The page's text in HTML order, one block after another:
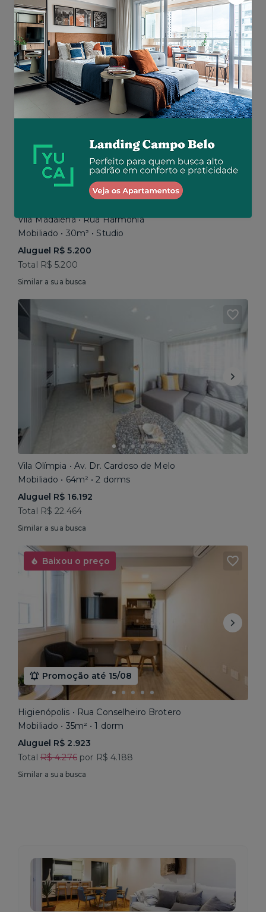
Aluguel R$ 3.862
TotalR$ 5.199por R$ 4.662
Similar a sua busca
Vila Madalena • Rua Harmonia
Mobiliado • 30m² • Studio
Aluguel R$ 5.200
Total R$ 5.200
Similar a sua busca
Vila Olímpia • Av. Dr. Cardoso de Melo
Mobiliado • 64m² • 2 dorms
Aluguel R$ 16.192
Total R$ 22.464
Similar a sua busca
Baixou o preço
Promoção até 15/08
Higienópolis • Rua Conselheiro Brotero
Mobiliado • 35m² • 1 dorm
Aluguel R$ 2.923
Total R$ 4.276por R$ 4.188
Similar a sua busca